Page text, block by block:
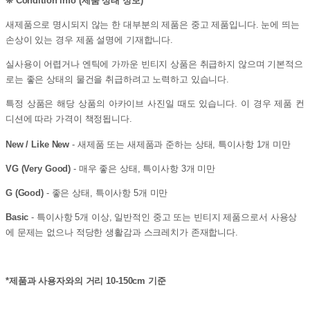
새제품으로 명시되지 않는 한 대부분의 제품은 중고 제품입니다. 눈에 띄는
손상이 있는 경우 제품 설명에 기재합니다.
실사용이 어렵거나 엔틱에 가까운 빈티지 상품은 취급하지 않으며 기본적으
로는 좋은 상태의 물건을 취급하려고 노력하고 있습니다.
특정 상품은 해당 상품의 아카이브 사진일 때도 있습니다. 이 경우 제품 컨
디션에 따라 가격이 책정됩니다.
New / Like New - 새제품 또는 새제품과 준하는 상태, 특이사항 1개 미만
VG (Very Good) - 매우 좋은 상태, 특이사항 3개 미만
G (Good)- 좋은 상태, 특이사항 5개 미만
Basic - 특이사항 5개 이상, 일반적인 중고 또는 빈티지 제품으로서 사용상
에 문제는 없으나 적당한 생활감과 스크레치가 존재합니다.
*제품과 사용자와의 거리 10-150cm 기준